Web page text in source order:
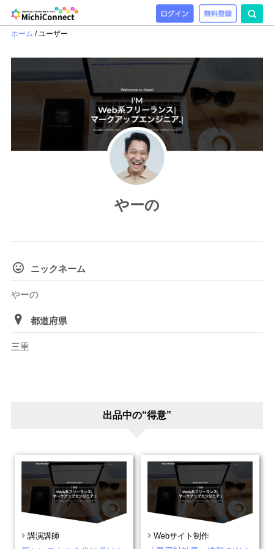
ホーム /ユーザー
やーの
ニックネーム
やーの
都道府県
三重
出品中の“得意”
講演講師 Webサイト制作